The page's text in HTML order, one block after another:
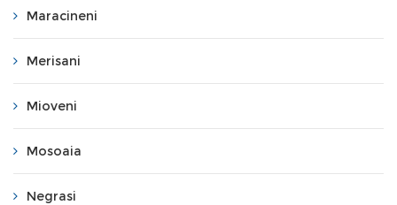
Maracineni
Merisani
Mioveni
Mosoaia
Negrasi